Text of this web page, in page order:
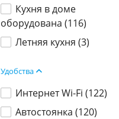
Кухня в доме
оборудована (116)
Летняя кухня (3)
Удобства
Интернет Wi-Fi (122)
Автостоянка (120)